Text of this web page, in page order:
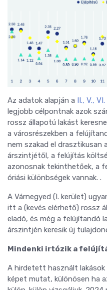
Az adatok alapján a II., V.,
legjobb célpontnak azok
rossz állapotú lakást
a városrészekben a
nem szakad el drasztikusan
árszintjétől, a felújítás
azonosnak tekinthetőek, a
óriási különbségek vannak. .
A Várnegyed (I. kerület)
itt a (kevés elérhető) rossz
eladó, és még a felújítandó
árszintjén keresik új
Mindenki irtózik a
A hirdetett használt lakások
képet mutat, különösen ha